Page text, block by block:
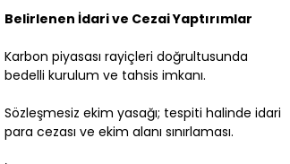
Belirlenen İdari ve Cezai Yaptırımlar
Karbon piyasası rayiçleri doğrultusunda
bedelli kurulum ve tahsis imkanı.
Sözleşmesiz ekim yasağı; tespiti halinde idari
para cezası ve ekim alanı sınırlaması.